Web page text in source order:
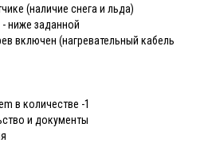
(наличие снега и льда)
ниже заданной
включен (нагревательный кабель
в количестве -1
и документы